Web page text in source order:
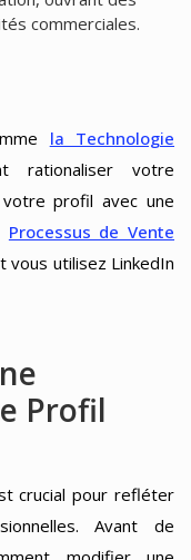
commerciales.
la Technologie
rationaliser votre
profil avec une
Processus de Vente
vous utilisez LinkedIn
Profil
crucial pour refléter
Avant de